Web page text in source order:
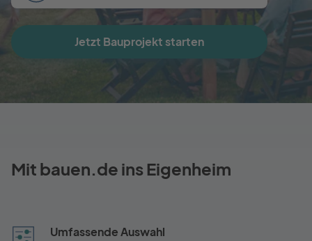
Jetzt Bauprojekt starten
Mit bauen.de ins Eigenheim
Umfassende Auswahl